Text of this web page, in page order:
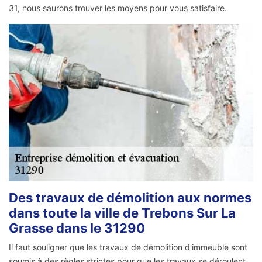
31, nous saurons trouver les moyens pour vous satisfaire.
Des travaux de démolition aux normes
dans toute la ville de Trebons Sur La
Grasse dans le 31290
Il faut souligner que les travaux de démolition d'immeuble sont